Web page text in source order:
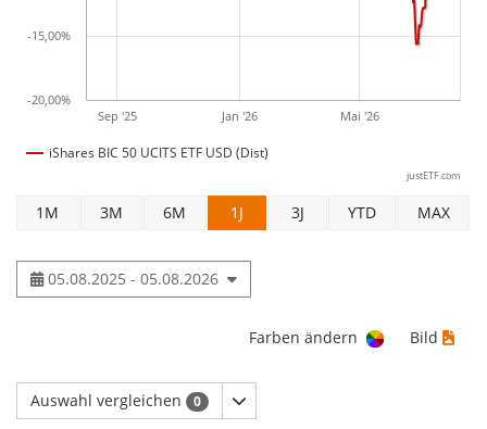
iShares BIC 50 UCITS ETF USD (Dist)
Jan '26
Sep '25 Mai '26
-20,00%
-15,00%
justETF.com
1M 3M 6M 1J 3J YTD MAX
05.08.2025 - 05.08.2026
Farben ändern Bild
Auswahl vergleichen 0